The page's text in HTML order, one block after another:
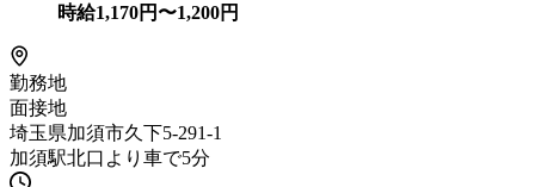
時給1,170円〜1,200円
勤務地
面接地
埼玉県加須市久下5-291-1
加須駅北口より車で5分